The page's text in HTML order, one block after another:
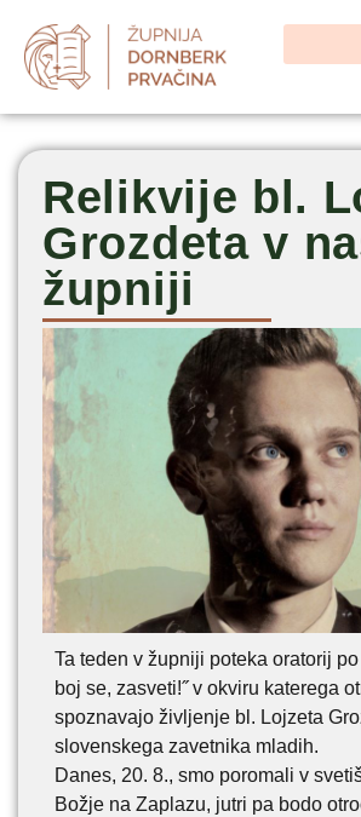
Relikvije bl.
Grozdeta v
župniji
Ta teden v župniji poteka oratorij
boj se, zasveti!˝ v okviru katerega
spoznavajo življenje bl. Lojzeta
slovenskega zavetnika mladih.
Danes, 20. 8., smo poromali v
Božje na Zaplazu, jutri pa bodo